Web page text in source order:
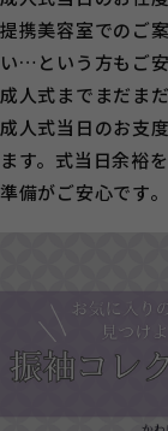
提携美容室でのご
い…という方もご
成人式までまだま
成人式当日のお支
ます。式当日余裕
準備がご安心です。